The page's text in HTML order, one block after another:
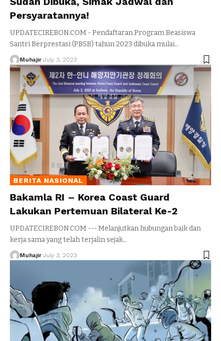
Persyaratannya!
UPDATECIREBON.COM - Pendaftaran Program Beasiswa
Santri Berprestasi (PBSB) tahun 2023 dibuka mulai…
Muhajir July 3, 2023
BERITA NASIONAL
Bakamla RI – Korea Coast Guard
Lakukan Pertemuan Bilateral Ke-2
UPDATECIREBON.COM --- Melanjutkan hubungan baik dan
kerja sama yang telah terjalin sejak…
Muhajir July 3, 2023